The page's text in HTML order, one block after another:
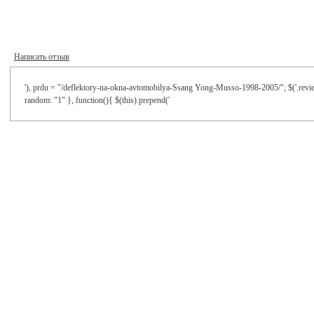
Написать отзыв
'), prdu = "/deflektory-na-okna-avtomobilya-Ssang Yong-Musso-1998-2005/";
random: "1" }, function(){ $(this).prepend('